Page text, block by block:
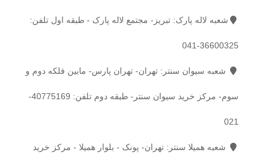
شعبه لاله پارک: تبریز- مجتمع لاله پارک - طبقه اول تلفن:
36600325-041
شعبه سیوان سنتر: تهران- تهران پارس- مابین فلکه دوم و
سوم- مرکز خرید سیوان سنتر- طبقه دوم تلفن: 40775169-
021
شعبه همیلا سنتر: تهران- پونک - بلوار همیلا - مرکز خرید